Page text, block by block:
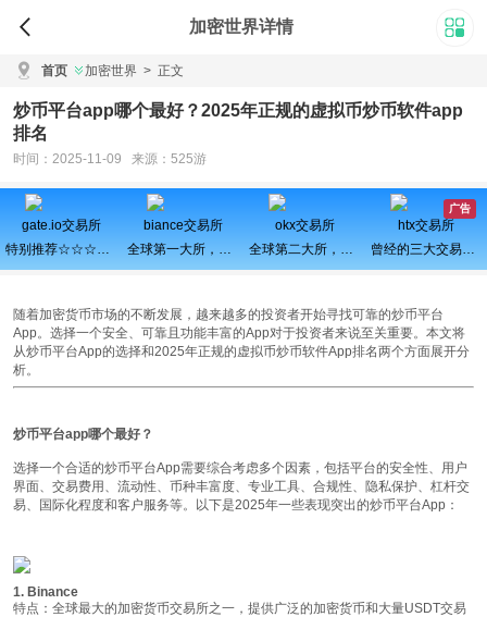
加密世界详情
首页 加密世界 > 正文
炒币平台app哪个最好？2025年正规的虚拟币炒币软件app
排名
时间：2025-11-09 来源：525游
广告
gate.io交易所
特别推荐☆☆☆百倍币之王
biance交易所
全球第一大所，新用户注册可得100USDT奖励
okx交易所
全球第二大所，新用户拆盲盒100%中奖，最高价值60000元
htx交易所
曾经的三大交易所之一、近期空投活动较多，力争重回巅峰
随着加密货币市场的不断发展，越来越多的投资者开始寻找可靠的炒币平台
App。选择一个安全、可靠且功能丰富的App对于投资者来说至关重要。本文将
从炒币平台App的选择和2025年正规的虚拟币炒币软件App排名两个方面展开分
析。
炒币平台app哪个最好？
选择一个合适的炒币平台App需要综合考虑多个因素，包括平台的安全性、用户
界面、交易费用、流动性、币种丰富度、专业工具、合规性、隐私保护、杠杆交
易、国际化程度和客户服务等。以下是2025年一些表现突出的炒币平台App：
1. Binance
特点 ：全球最大的加密货币交易所之一，提供广泛的加密货币和大量USDT交易